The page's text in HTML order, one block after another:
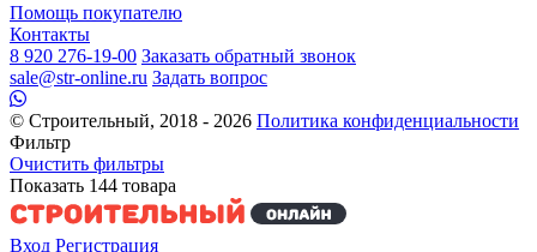
Помощь покупателю
Контакты
8 920 276-19-00 Заказать обратный звонок
sale@str-online.ru Задать вопрос
© Строительный, 2018 - 2026 Политика конфиденциальности
Фильтр
Очистить фильтры
Показать 144 товара
Вход Регистрация